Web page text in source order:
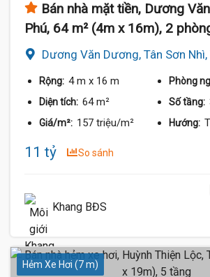
Bán nhà mặt tiền, Dương
Phú, 64 m² (4m x 16m), 2
Dương Văn Dương, Tân Sơn Nhì,
Rộng: 4 m x 16 m Phòng
Diện tích: 64 m² Số tầng:
Giá/m²: 157 triệu/m² Hướng:
11 tỷ So sánh
Khang BĐS
Hẻm Xe Hơi (7 m)